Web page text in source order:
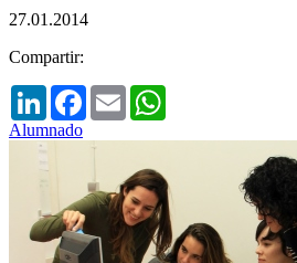
27.01.2014
Compartir:
LinkedInFacebook
Email
Alumnado